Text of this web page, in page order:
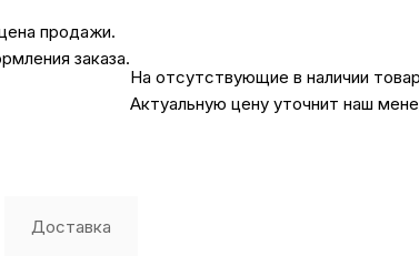
Сервисный
продажи.
заказа.
На отсутствующие в наличии
Актуальную цену уточнит наш
Доставка